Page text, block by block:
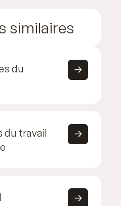
similaires
du
du travail